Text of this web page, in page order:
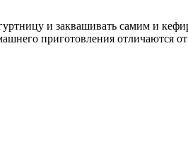
и заквашивать самим и
приготовления отличаются